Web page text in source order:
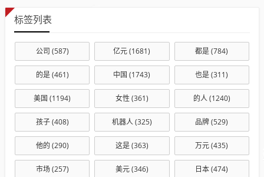
标签列表
公司 (587) 亿元(1681) 都是(784)
的是(461) 中国 (1743) 也是(311)
美国 (1194) 女性 (361) 的人(1240)
孩子(408) 机器人(325) 品牌(529)
他的 (290) 这是(363) 万元(435)
市场(257) 美元(346) 日本(474)